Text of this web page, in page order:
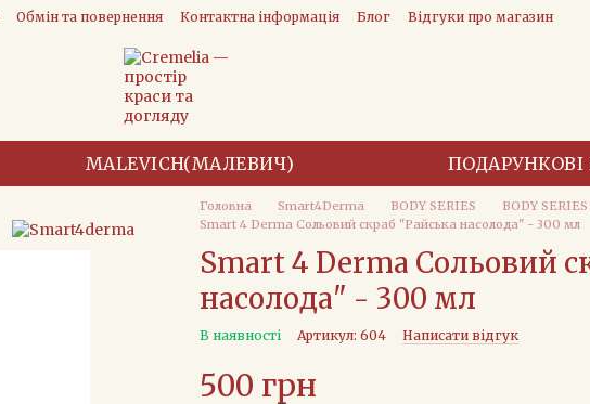
Обмін та повернення Контактна інформація Блог Відгуки про магазин
MALEVICH(МАЛЕВИЧ)
Головна Smart4Derma BODY SERIES
BODY
Smart 4 Derma Сольовий скраб "Райська насолода" - 300 мл
Smart 4 Derma Сольовий
насолода" - 300 мл
В наявності Артикул: 604 Написати відгук
500 грн